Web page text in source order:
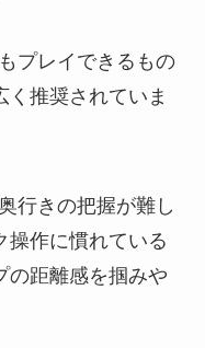
プレイできるもの
推奨されていま
行きの把握が難し
操作に慣れている
の距離感を掴みや